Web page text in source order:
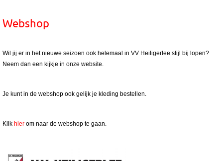
Webshop
Wil jij er in het nieuwe seizoen ook helemaal in VV Heiligerlee stijl bij lopen?
Neem dan een kijkje in onze website.
Je kunt in de webshop ook gelijk je kleding bestellen.
Klik hier om naar de webshop te gaan.